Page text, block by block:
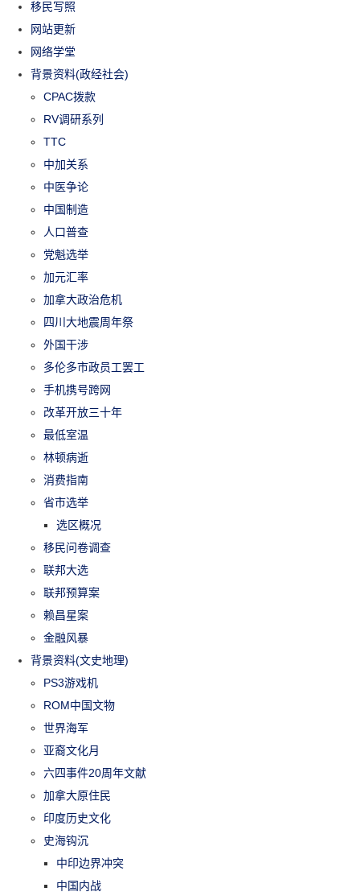
移民写照
网站更新
网络学堂
背景资料(政经社会)
CPAC拨款
RV调研系列
TTC
中加关系
中医争论
中国制造
人口普查
党魁选举
加元汇率
加拿大政治危机
四川大地震周年祭
外国干涉
多伦多市政员工罢工
手机携号跨网
改革开放三十年
最低室温
林顿病逝
消费指南
省市选举
选区概况
移民问卷调查
联邦大选
联邦预算案
赖昌星案
金融风暴
背景资料(文史地理)
PS3游戏机
ROM中国文物
世界海军
亚裔文化月
六四事件20周年文献
加拿大原住民
印度历史文化
史海钩沉
中印边界冲突
中国内战